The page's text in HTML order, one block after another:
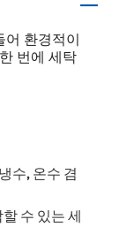
어 환경적이
번에 세탁
수, 온수 겸
수 있는 세